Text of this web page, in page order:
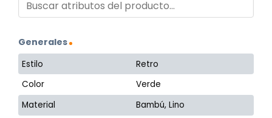
Generales
Estilo
Retro
Color
Verde
Material
Bambú, Lino